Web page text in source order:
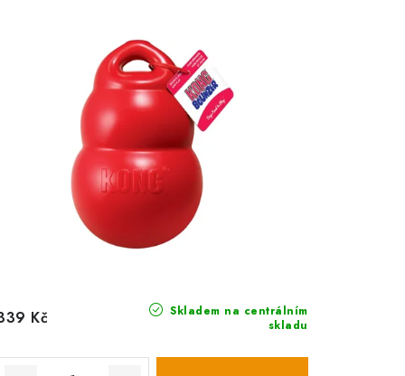
Skladem na centrálním
skladu
Kč